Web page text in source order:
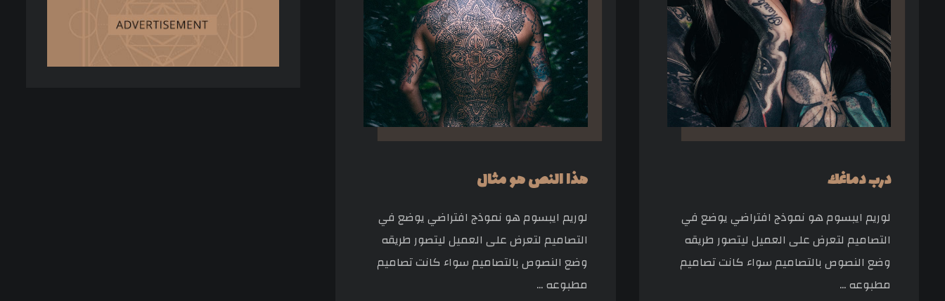
درب دماغك
لوريم ايبسوم هو نموذج افتراضي يوضع في
التصاميم لتعرض على العميل ليتصور طريقه
وضع النصوص بالتصاميم سواء كانت تصاميم
مطبوعه ...
هذا النص هو مثال
لوريم ايبسوم هو نموذج افتراضي يوضع في
التصاميم لتعرض على العميل ليتصور طريقه
وضع النصوص بالتصاميم سواء كانت تصاميم
مطبوعه ...